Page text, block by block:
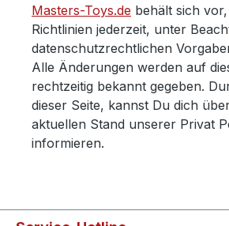
Masters-Toys.de behält sich vor,
Richtlinien jederzeit, unter
datenschutzrechtlichen
Alle Änderungen werden auf
rechtzeitig bekannt gegeben.
dieser Seite, kannst Du dich
aktuellen Stand unserer Privat
informieren.